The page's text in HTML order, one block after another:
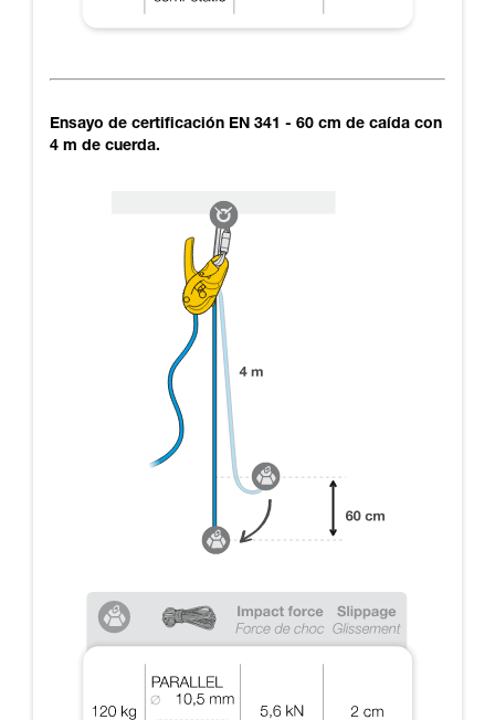
Ensayo de certificación EN 341 - 60 cm de caída con
4 m de cuerda.